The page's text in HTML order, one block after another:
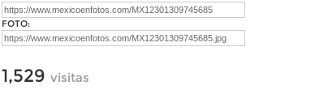
FOTO:
1,529 visitas